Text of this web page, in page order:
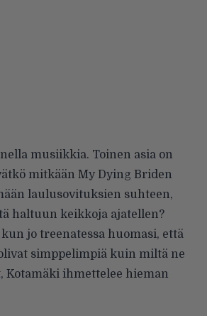
musiikkia. Toinen asia on
mitkään My Dying Briden
laulusovituksien suhteen,
haltuun keikkoja ajatellen?
jo treenatessa huomasi, että
simppelimpiä kuin miltä ne
Kotamäki ihmettelee hieman